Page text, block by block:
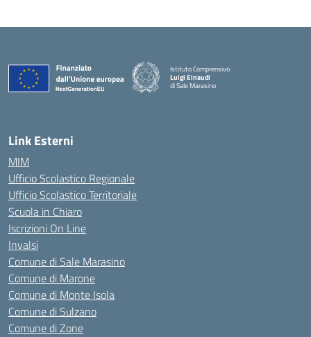
Istituto Comprensivo
Luigi Einaudi
di Sale Marasino
Link Esterni
MIM
Ufficio Scolastico Regionale
Ufficio Scolastico Territoriale
Scuola in Chiaro
Iscrizioni On Line
Invalsi
Comune di Sale Marasino
Comune di Marone
Comune di Monte Isola
Comune di Sulzano
Comune di Zone